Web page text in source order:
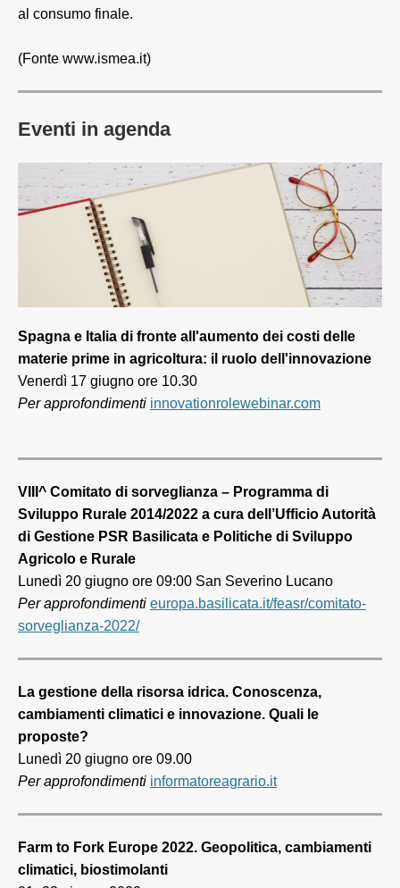
al consumo finale.
(Fonte www.ismea.it)
Eventi in agenda
Spagna e Italia di fronte all'aumento dei costi delle
materie prime in agricoltura: il ruolo dell'innovazione
Venerdì 17 giugno ore 10.30
Per approfondimenti innovationrolewebinar.com
VIII^ Comitato di sorveglianza – Programma di
Sviluppo Rurale 2014/2022 a cura dell’Ufficio Autorità
di Gestione PSR Basilicata e Politiche di Sviluppo
Agricolo e Rurale
Lunedì 20 giugno ore 09:00 San Severino Lucano
Per approfondimenti europa.basilicata.it/feasr/comitato-
sorveglianza-2022/
La gestione della risorsa idrica. Conoscenza,
cambiamenti climatici e innovazione. Quali le
proposte?
Lunedì 20 giugno ore 09.00
Per approfondimenti informatoreagrario.it
Farm to Fork Europe 2022. Geopolitica, cambiamenti
climatici, biostimolanti